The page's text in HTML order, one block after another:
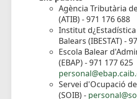
Agència Tributària
(ATIB) - 971 176 688
Institut
Balears (IBESTAT) -
Escola Balear
(EBAP) - 971 177 625
Servei d'Ocupació
(SOIB) -